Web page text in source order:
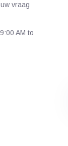
vraag
AM to